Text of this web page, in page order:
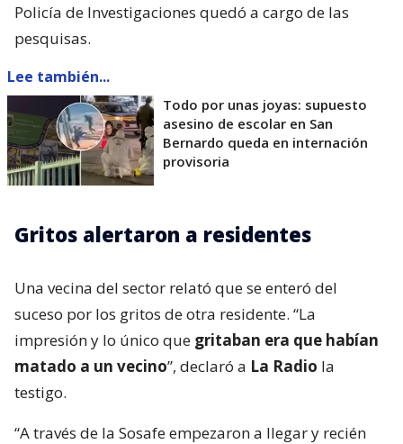
Policía de Investigaciones quedó a cargo de las
pesquisas.
Lee también...
Todo por unas joyas: supuesto
asesino de escolar en San
Bernardo queda en internación
provisoria
Gritos alertaron a residentes
Una vecina del sector relató que se enteró del
suceso por los gritos de otra residente. “La
impresión y lo único que gritaban era que habían
matado a un vecino”, declaró a La Radio la
testigo.
“A través de la Sosafe empezaron a llegar y recién